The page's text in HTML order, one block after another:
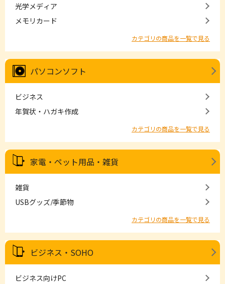
光学メディア
メモリカード
カテゴリの商品を一覧で見る
パソコンソフト
ビジネス
年賀状・ハガキ作成
カテゴリの商品を一覧で見る
家電・ペット用品・雑貨
雑貨
USBグッズ/季節物
カテゴリの商品を一覧で見る
ビジネス・SOHO
ビジネス向けPC